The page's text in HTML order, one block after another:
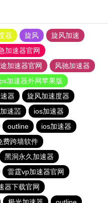
器 旋风
旋风加速
加速器官网
加速器官网
风驰加速器
加速器外网苹果版
器
旋风加速度器
速噐
ios加速器
outline
ios加速器
费跨墙软件
黑洞永久加速器
雷霆vp加速器官网
器下载官网